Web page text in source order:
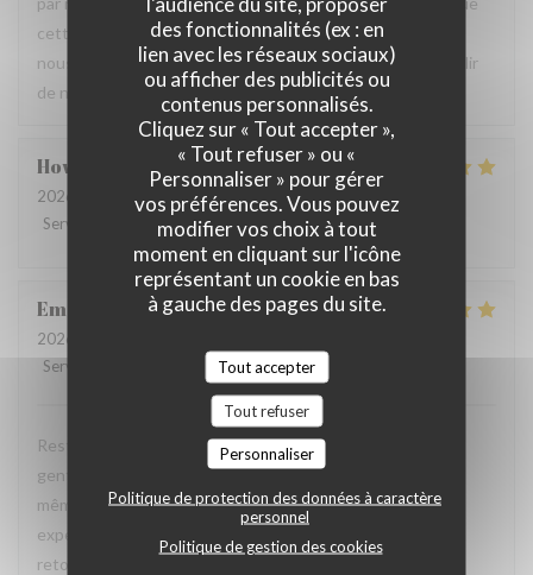
des fonctionnalités (ex : en
lien avec les réseaux sociaux)
ou afficher des publicités ou
contenus personnalisés.
Cliquez sur « Tout accepter »,
« Tout refuser » ou «
Personnaliser » pour gérer
vos préférences. Vous pouvez
modifier vos choix à tout
moment en cliquant sur l'icône
représentant un cookie en bas
à gauche des pages du site.
Tout accepter
Tout refuser
Personnaliser
Politique de protection des données à caractère
personnel
Politique de gestion des cookies
cette expérience a contribué à la réussite de votre repas
nous fait très plaisir. Nous serons heureux de vous accueillir
de nouveau à La Closerie des Lilas ✨
Howard
2026-07-31
- 20:15 - Couverts 4
Service
Ambiance: 5/5 Cuisine:5/5 Qualité / Prix
Emanuele C
2026-07-31
Service
5/5 Cuisine:5
Restaurant tres agreable, personnel avec expertise, tres
gentil et amable avec esprit! Cuisine simple et raffiné au
même temps, avec goût. Location charmante, pour un
experience que merece de retourner plusieur fois. Je
retournerai